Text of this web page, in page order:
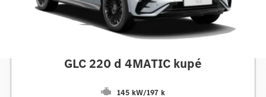
GLC 220 d 4MATIC kupé
145 kW/197 k